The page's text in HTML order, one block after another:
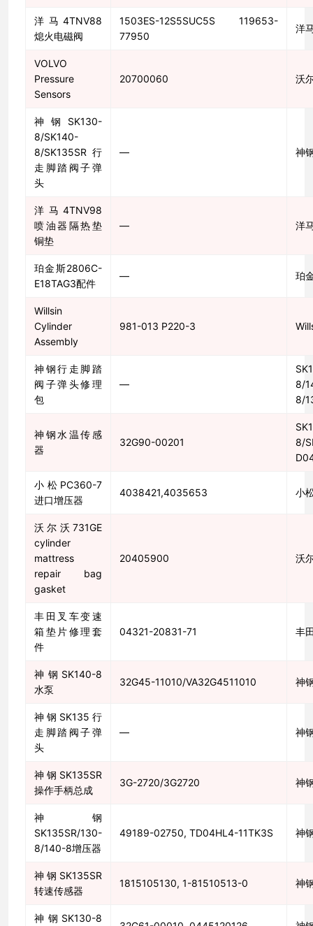
洋马4TNV88
熄火电磁阀
1503ES-12S5SUC5S 119653-
77950
洋
VOLVO
Pressure
Sensors
20700060 沃
神钢SK130-
8/SK140-
8/SK135SR行
走脚踏阀子弹
头
— 神
洋马4TNV98
喷油器隔热垫
铜垫
— 洋
珀金斯2806C-
E18TAG3配件
— 珀
Willsin
Cylinder
Assembly
981-013 P220-3
神钢行走脚踏
阀子弹头修理
包
—
8/
8/
神钢水温传感
器
32G90-00201
8/
小松PC360-7
进口增压器
4038421,4035653 小
沃尔沃731GE
cylinder
mattress
repair bag
gasket
20405900 沃
丰田叉车变速
箱垫片修理套
件
04321-20831-71 丰
神钢SK140-8
水泵
32G45-11010/VA32G4511010 神
神钢SK135行
走脚踏阀子弹
头
— 神
神钢SK135SR
操作手柄总成
3G-2720/3G2720 神
神钢
SK135SR/130-
8/140-8增压器
49189-02750, TD04HL4-11TK3S 神
神钢SK135SR
转速传感器
1815105130, 1-81510513-0 神
神钢SK130-8